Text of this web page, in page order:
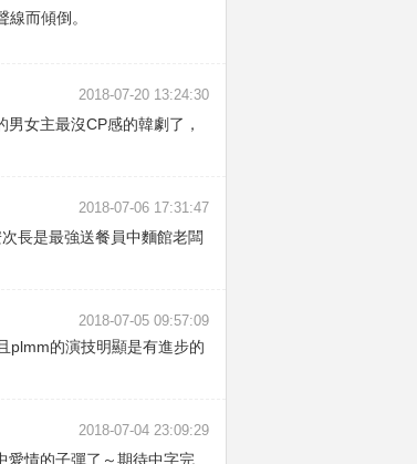
而傾倒。
2018-07-20 13:24:30
女主最沒CP感的韓劇了，
2018-07-06 17:31:47
長是最強送餐員中麵館老闆
2018-07-05 09:57:09
plmm的演技明顯是有進步的
2018-07-04 23:09:29
愛情的子彈了～期待中字完